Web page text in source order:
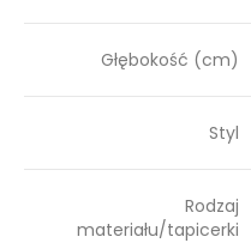
Głębokość (cm)
Styl
Rodzaj
materiału/tapicerki